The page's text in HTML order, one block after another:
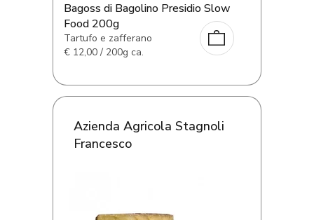
Bagoss di Bagolino Presidio Slow
Food 200g
Tartufo e zafferano
€ 12,00 / 200g ca.
Azienda Agricola Stagnoli
Francesco